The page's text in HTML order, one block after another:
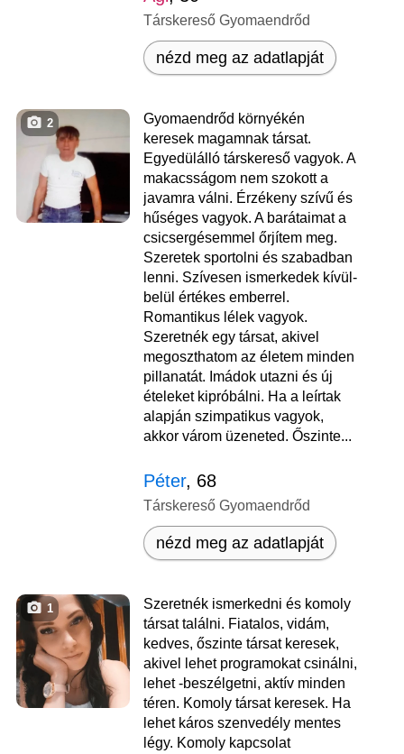
Társkereső Gyomaendrőd
nézd meg az adatlapját
2
Gyomaendrőd környékén
keresek magamnak társat.
Egyedülálló társkereső vagyok. A
makacsságom nem szokott a
javamra válni. Érzékeny szívű és
hűséges vagyok. A barátaimat a
csicsergésemmel őrjítem meg.
Szeretek sportolni és szabadban
lenni. Szívesen ismerkedek kívül-
belül értékes emberrel.
Romantikus lélek vagyok.
Szeretnék egy társat, akivel
megoszthatom az életem minden
pillanatát. Imádok utazni és új
ételeket kipróbálni. Ha a leírtak
alapján szimpatikus vagyok,
akkor várom üzeneted. Őszinte...
Péter, 68
Társkereső Gyomaendrőd
nézd meg az adatlapját
1
Szeretnék ismerkedni és komoly
társat találni. Fiatalos, vidám,
kedves, őszinte társat keresek,
akivel lehet programokat csinálni,
lehet -beszélgetni, aktív minden
téren. Komoly társat keresek. Ha
lehet káros szenvedély mentes
légy. Komoly kapcsolat